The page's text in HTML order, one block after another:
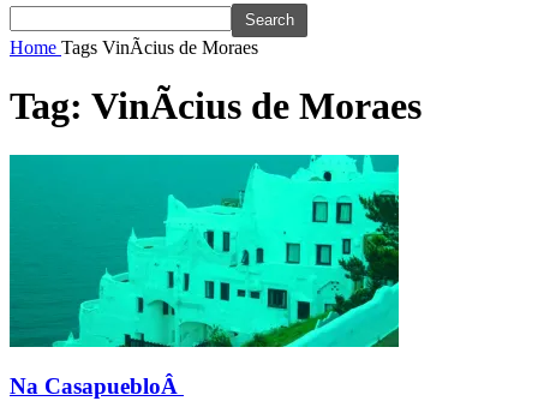
Home Tags VinÃ­cius de Moraes
Tag: VinÃ­cius de Moraes
Na CasapuebloÂ